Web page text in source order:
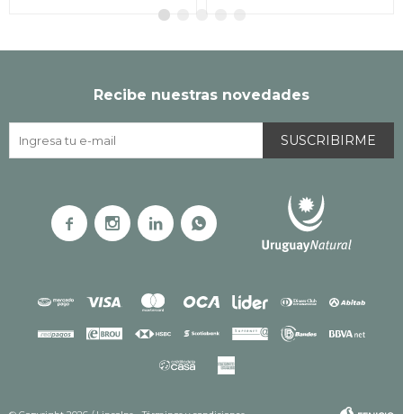
Recibe nuestras novedades
SUSCRIBIRME
   